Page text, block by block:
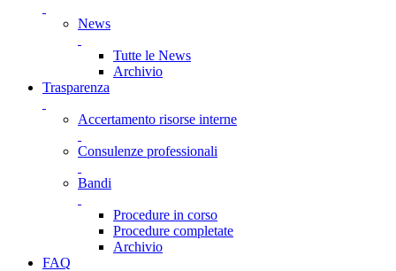
News
Tutte le News
Archivio
Trasparenza
Accertamento risorse interne
Consulenze professionali
Bandi
Procedure in corso
Procedure completate
Archivio
FAQ